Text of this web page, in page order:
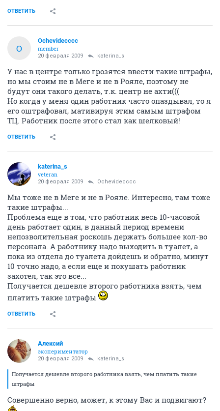
ОТВЕТИТЬ
O
Ochevidecccc
member
20 февраля 2009 katerina_s
У нас в центре только грозятся ввести такие штрафы,
но мы стоим не в Меге и не в Рояле, поэтому не
будут они такого делать, т.к. центр не ахти(((
Но когда у меня один работник часто опаздывал, то я
его оштрафовал, мативируя этим самым штрафом
ТЦ. Работник после этого стал как шелковый!
ОТВЕТИТЬ
katerina_s
veteran
20 февраля 2009 Ochevidecccc
Мы тоже не в Меге и не в Рояле. Интересно, там тоже
такие штрафы...
Проблема еще в том, что работник весь 10-часовой
день работает один, в данный период времени
непозволительная роскошь держать большее кол-во
персонала. А работнику надо выходить в туалет, а
пока из отдела до туалета дойдешь и обратно, минут
10 точно надо, а если еще и покушать работник
захотел, так это все...
Получается дешевле второго работника взять, чем
платить такие штрафы
ОТВЕТИТЬ
Алексий
экспериментатор
20 февраля 2009 katerina_s
Получается дешевле второго работника взять, чем платить такие
штрафы
Совершенно верно, может, к этому Вас и подвигают?